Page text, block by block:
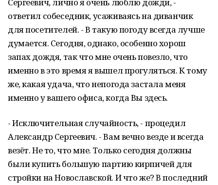
ответил собеседник, усаживаясь на диванчик
для посетителей. - В такую погоду всегда лучше
думается. Сегодня, однако, особенно хорош
запах дождя, так что мне очень повезло, что
именно в это время я вышел прогуляться. К тому
же, какая удача, что непогода застала меня
именно у вашего офиса, когда Вы здесь.
- Исключительная случайность, - процедил
Александр Сергеевич. - Вам вечно везде и всегда
везёт. Не то, что мне. Только сегодня должны
были купить большую партию кирпичей для
стройки на Новославской. И что же? В последний